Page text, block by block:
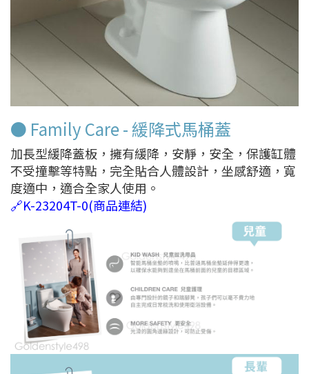
● Family Care - 緩降式馬桶蓋
加長型緩降蓋板，擁有緩降，安靜，安全，保護缸體
不受撞擊等特點，完全貼合人體設計，坐感舒適，寬
度適中，適合全家人使用。
🔗K-23204T-0(商品連結)